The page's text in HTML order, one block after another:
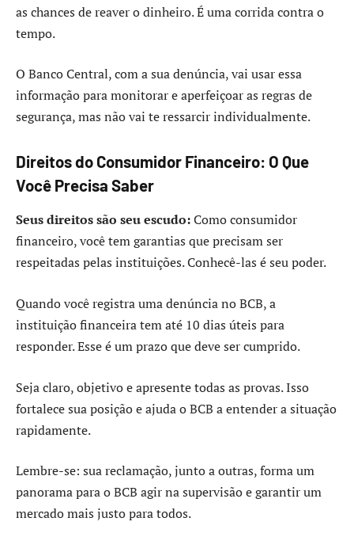
as chances de reaver o dinheiro. É uma corrida contra o
tempo.
O Banco Central, com a sua denúncia, vai usar essa
informação para monitorar e aperfeiçoar as regras de
segurança, mas não vai te ressarcir individualmente.
Direitos do Consumidor Financeiro: O Que
Você Precisa Saber
Seus direitos são seu escudo:Como consumidor
financeiro, você tem garantias que precisam ser
respeitadas pelas instituições. Conhecê-las é seu poder.
Quando você registra uma denúncia no BCB, a
instituição financeira tem até 10 dias úteis para
responder. Esse é um prazo que deve ser cumprido.
Seja claro, objetivo e apresente todas as provas. Isso
fortalece sua posição e ajuda o BCB a entender a situação
rapidamente.
Lembre-se: sua reclamação, junto a outras, forma um
panorama para o BCB agir na supervisão e garantir um
mercado mais justo para todos.